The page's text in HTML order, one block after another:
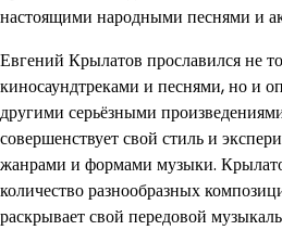
настоящими народными песнями и
Евгений Крылатов прославился не
киносаундтреками и песнями, но и
другими серьёзными
совершенствует свой стиль и
жанрами и формами музыки.
количество разнообразных
раскрывает свой передовой